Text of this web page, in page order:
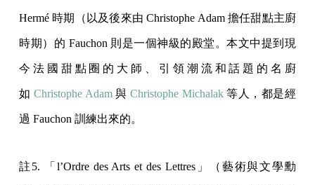
Hermé 時期（以及後來由 Christophe Adam 擔任甜點主廚
時期）的 Fauchon 則是一個神級的殿堂。本文中提到現
今法國甜點圈的大師、引領潮流和話題的名廚
如Christophe Adam與Christophe Michalak等人，都是經
過 Fauchon 訓練出來的。
註5. 「l’Ordre des Arts et des Lettres」（藝術與文學勳